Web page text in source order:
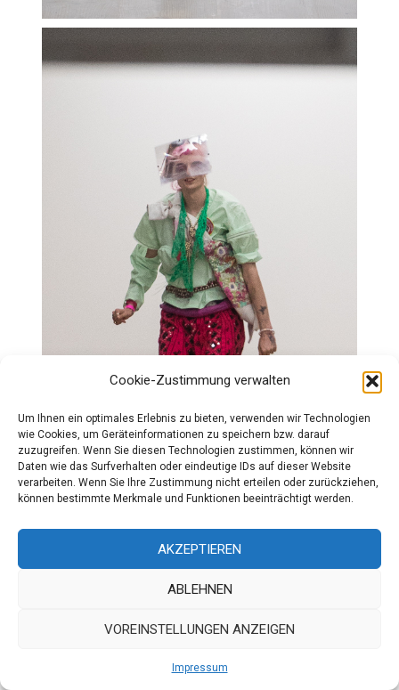
Cookie-Zustimmung verwalten
Um Ihnen ein optimales Erlebnis zu bieten, verwenden wir Technologien
wie Cookies, um Geräteinformationen zu speichern bzw. darauf
zuzugreifen. Wenn Sie diesen Technologien zustimmen, können wir
Daten wie das Surfverhalten oder eindeutige IDs auf dieser Website
verarbeiten. Wenn Sie Ihre Zustimmung nicht erteilen oder zurückziehen,
können bestimmte Merkmale und Funktionen beeinträchtigt werden.
AKZEPTIEREN
ABLEHNEN
VOREINSTELLUNGEN ANZEIGEN
Impressum
KOLLEKTIONEN,LONDON FASHION WEEK